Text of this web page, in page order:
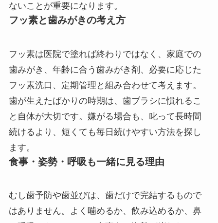
ないことが重要になります。
フッ素と歯みがきの考え方
フッ素は医院で塗れば終わりではなく、家庭での
歯みがき、年齢に合う歯みがき剤、必要に応じた
フッ素洗口、定期管理と組み合わせて考えます。
歯が生えたばかりの時期は、歯ブラシに慣れるこ
と自体が大切です。嫌がる場合も、叱って長時間
続けるより、短くても毎日続けやすい方法を探し
ます。
食事・姿勢・呼吸も一緒に見る理由
むし歯予防や歯並びは、歯だけで完結するもので
はありません。よく噛めるか、飲み込めるか、鼻